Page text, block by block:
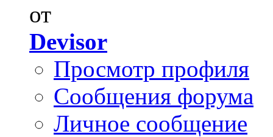
от
Devisor
Просмотр профиля
Сообщения форума
Личное сообщение